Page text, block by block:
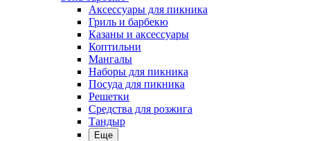
Аксессуары для пикника
Гриль и барбекю
Казаны и аксессуары
Коптильни
Мангалы
Наборы для пикника
Посуда для пикника
Решетки
Средства для розжига
Тандыр
Еще